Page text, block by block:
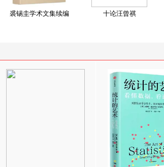
裘锡圭学术文集续编 十论汪曾祺